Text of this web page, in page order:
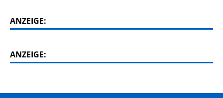
ANZEIGE:
ANZEIGE: